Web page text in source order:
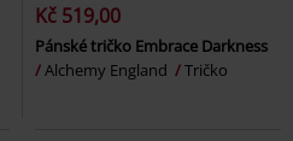
Kč 519,00
Pánské tričko Embrace Darkness
Alchemy England
Tričko